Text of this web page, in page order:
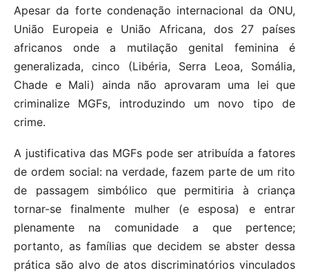
Apesar da forte condenação internacional da ONU,
União Europeia e União Africana, dos 27 países
africanos onde a mutilação genital feminina é
generalizada, cinco (Libéria, Serra Leoa, Somália,
Chade e Mali) ainda não aprovaram uma lei que
criminalize MGFs, introduzindo um novo tipo de
crime.
A justificativa das MGFs pode ser atribuída a fatores
de ordem social: na verdade, fazem parte de um rito
de passagem simbólico que permitiria à criança
tornar-se finalmente mulher (e esposa) e entrar
plenamente na comunidade a que pertence;
portanto, as famílias que decidem se abster dessa
prática são alvo de atos discriminatórios vinculados